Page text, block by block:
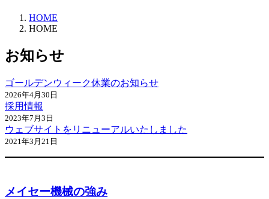
HOME
HOME
お知らせ
ゴールデンウィーク休業のお知らせ
2026年4月30日
採用情報
2023年7月3日
ウェブサイトをリニューアルいたしました
2021年3月21日
メイセー機械の強み